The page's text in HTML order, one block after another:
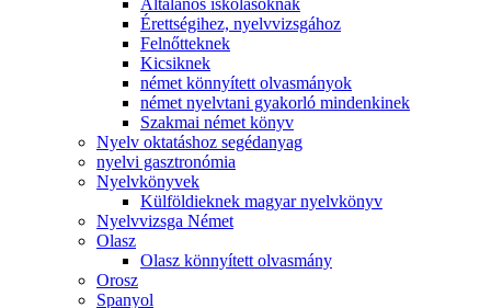
Általános iskolásoknak
Érettségihez, nyelvvizsgához
Felnőtteknek
Kicsiknek
német könnyített olvasmányok
német nyelvtani gyakorló mindenkinek
Szakmai német könyv
Nyelv oktatáshoz segédanyag
nyelvi gasztronómia
Nyelvkönyvek
Külföldieknek magyar nyelvkönyv
Nyelvvizsga Német
Olasz
Olasz könnyített olvasmány
Orosz
Spanyol